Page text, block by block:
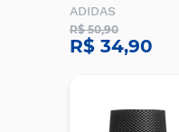
ADIDAS
R$ 50,90
R$ 34,90